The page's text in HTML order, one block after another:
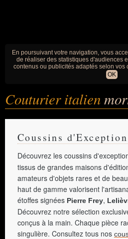
En poursuivant votre navigation, vous
de réaliser des statistiques d'audiences
contenus ou publicités adaptés selon vos
OK
Couturier italien
Coussins d'Exception
Découvrez les coussins
tissus de grandes maisons
amateurs d'objets rares et de
haut de gamme valorisent
étoffes signées Pierre Frey,
Découvrez notre sélection
conçus à la main. Chaque pièce
singulière. Consultez tous nos